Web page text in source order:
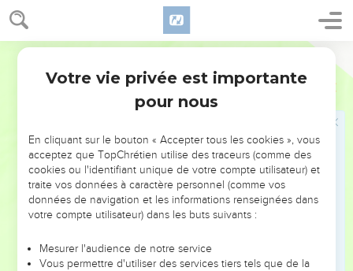
1 Corinthiens 6
Les aliments sont pour le ventre, et le ventre pour les
aliments ; mais Dieu détruira et ceux-ci et celui-là. Et le corps
n'est point pour l'impudicité, mais pour le Seigneur, et le
Or Dieu a ressuscité le Seigneur, et il nous ressuscitera
Ne savez-vous pas que vos corps sont les membres de
Christ ? Prendrai-je donc les membres de Christ, pour en
faire les membres d'une prostituée ? Nullement !
Ne savez-vous pas que celui qui s'unit à la prostituée, est
un même corps avec elle ? Car il est dit : Les deux
Mais celui qui s'unit au Seigneur, est un même esprit avec
Votre vie privée est importante
pour nous
En cliquant sur le bouton « Accepter tous les cookies », vous
acceptez que TopChrétien utilise des traceurs (comme des
cookies ou l'identifiant unique de votre compte utilisateur) et
traite vos données à caractère personnel (comme vos
données de navigation et les informations renseignées dans
votre compte utilisateur) dans les buts suivants :
Mesurer l'audience de notre service
Vous permettre d'utiliser des services tiers tels que de la